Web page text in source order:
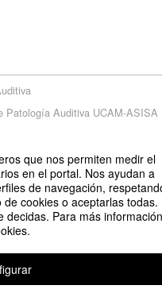
que nos permiten medir el
en el portal. Nos ayudan a
de navegación,
cookies o aceptarlas todas.
decidas. Para más
Patología Auditiva UCAM-ASISA
de eventos Symposium